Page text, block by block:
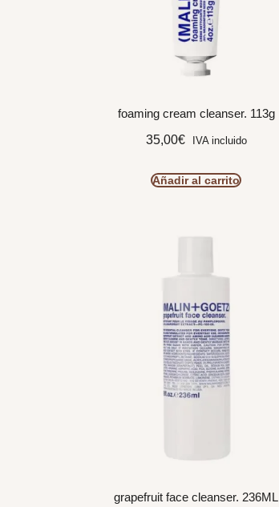
foaming cream cleanser. 113g
35,00€ IVA incluido
Añadir al carrito
grapefruit face cleanser. 236ML